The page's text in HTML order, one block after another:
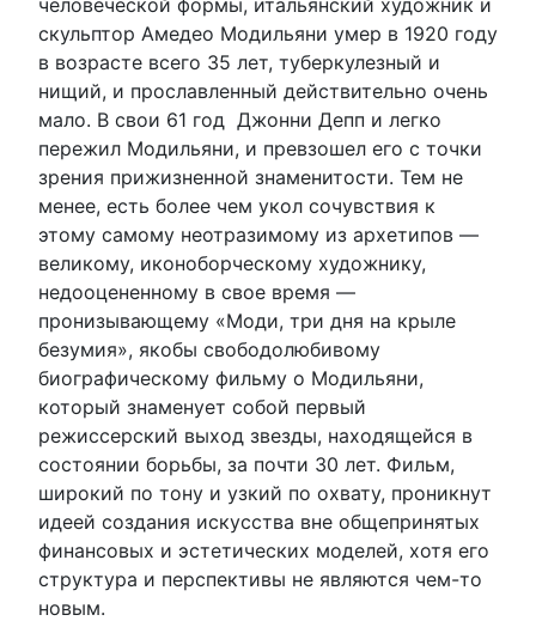
скульптор Амедео Модильяни умер в 1920 году
в возрасте всего 35 лет, туберкулезный и
нищий, и прославленный действительно очень
мало. В свои 61 год Джонни Депп и легко
пережил Модильяни, и превзошел его с точки
зрения прижизненной знаменитости. Тем не
менее, есть более чем укол сочувствия к
этому самому неотразимому из архетипов —
великому, иконоборческому художнику,
недооцененному в свое время —
пронизывающему «Моди, три дня на крыле
безумия», якобы свободолюбивому
биографическому фильму о Модильяни,
который знаменует собой первый
режиссерский выход звезды, находящейся в
состоянии борьбы, за почти 30 лет. Фильм,
широкий по тону и узкий по охвату, проникнут
идеей создания искусства вне общепринятых
финансовых и эстетических моделей, хотя его
структура и перспективы не являются чем-то
новым.